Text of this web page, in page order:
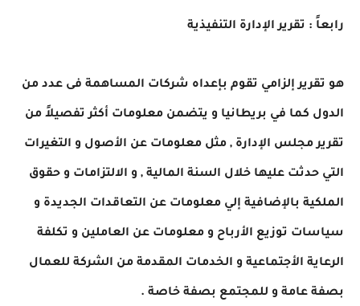
رابعاً : تقرير الإدارة التنفيذية
هو تقرير إلزامي تقوم بإعداه شركات المساهمة فى عدد من
الدول كما في بريطانيا و يتضمن معلومات أكثر تفصيلاً من
تقرير مجلس الإدارة , مثل معلومات عن الأصول و التغيرات
التي حدثت عليها خلال السنة المالية , و الالتزامات و حقوق
الملكية بالإضافية إلي معلومات عن التعاقدات الجديدة و
سياسات توزيع الأرباح و معلومات عن العاملين و تكلفة
الرعاية الأجتماعية و الخدمات المقدمة من الشركة للعمال
بصفة عامة و للمجتمع بصفة خاصة .